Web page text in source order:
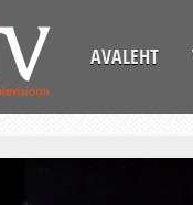
AVALEHT